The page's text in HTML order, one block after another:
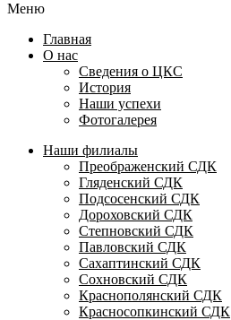
Меню
Главная
О нас
Сведения о ЦКС
История
Наши успехи
Фотогалерея
Наши филиалы
Преображенский СДК
Гляденский СДК
Подсосенский СДК
Дороховский СДК
Степновский СДК
Павловский СДК
Сахаптинский СДК
Сохновский СДК
Краснополянский СДК
Красносопкинский СДК